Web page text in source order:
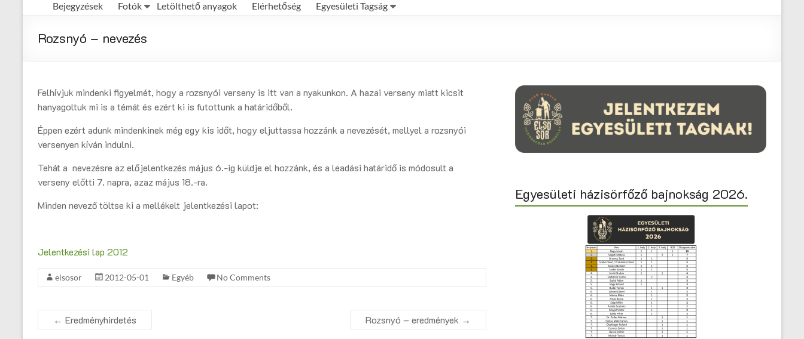
Házisörfőző
Bejegyzések Fotók Letölthető anyagok Elérhetőség Egyesületi Tagság
Rozsnyó – nevezés
Felhívjuk mindenki figyelmét, hogy a rozsnyói verseny is itt van a nyakunkon. A hazai verseny miatt kicsit
hanyagoltuk mi is a témát és ezért ki is futottunk a határidőből.
Éppen ezért adunk mindenkinek még egy kis időt, hogy eljuttassa hozzánk a nevezését, mellyel a rozsnyói
versenyen kíván indulni.
Tehát a nevezésre az előjelentkezés május 6.-ig küldje el hozzánk, és a leadási határidő is módosult a
verseny előtti 7. napra, azaz május 18.-ra.
Minden nevező töltse ki a mellékelt jelentkezési lapot:
Jelentkezési lap 2012
elsosor 2012-05-01 Egyéb No Comments
← Eredményhirdetés Rozsnyó – eredmények →
Egyesületi házisörfőző bajnokság 2026.